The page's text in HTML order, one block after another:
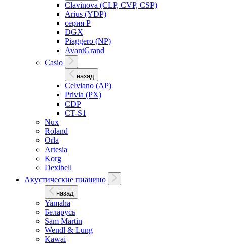
Clavinova (CLP, CVP, CSP)
Arius (YDP)
серия P
DGX
Piaggero (NP)
AvantGrand
Casio
назад
Celviano (AP)
Privia (PX)
CDP
CT-S1
Nux
Roland
Orla
Artesia
Korg
Dexibell
Акустические пианино
назад
Yamaha
Беларусь
Sam Martin
Wendl & Lung
Kawai